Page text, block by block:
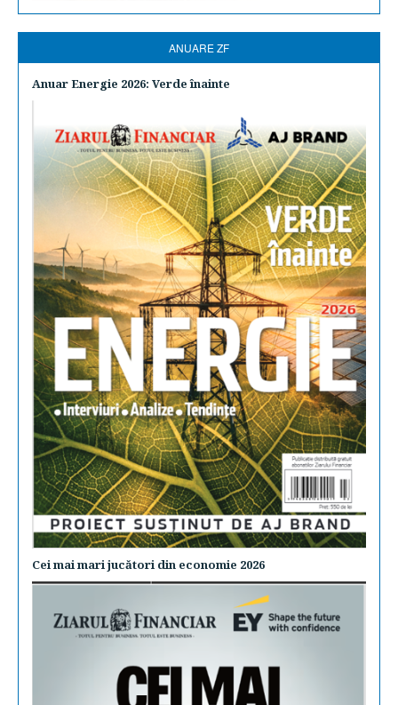
ANUARE ZF
Anuar Energie 2026: Verde înainte
Cei mai mari jucători din economie 2026